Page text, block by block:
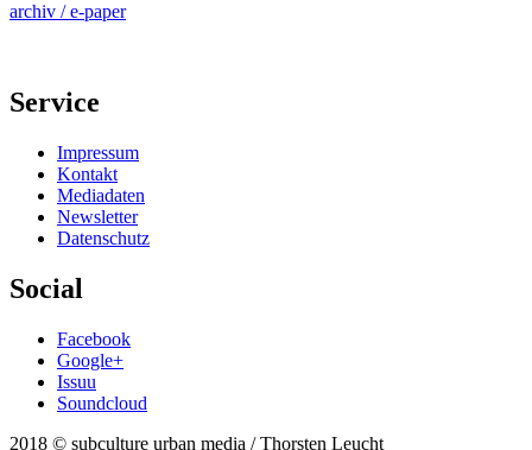
archiv / e-paper
Service
Impressum
Kontakt
Mediadaten
Newsletter
Datenschutz
Social
Facebook
Google+
Issuu
Soundcloud
2018 © subculture urban media / Thorsten Leucht